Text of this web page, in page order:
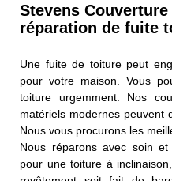
Stevens
réparation de fuite
Une fuite de toiture peut
pour votre maison. Vous
toiture urgemment. Nos
matériels modernes peuvent
Nous vous procurons les
Nous réparons avec soin
pour une toiture à